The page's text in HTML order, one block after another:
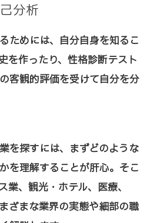
分析
ためには、自分自身を知るこ
を作ったり、性格診断テスト
客観的評価を受けて自分を分
を探すには、まずどのような
を理解することが肝心。そこ
業、観光・ホテル、医療、
ざまな業界の実態や細部の職